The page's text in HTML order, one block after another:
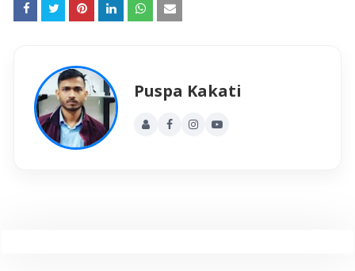
Puspa Kakati